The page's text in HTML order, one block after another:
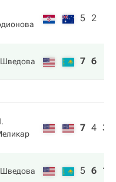
5 2
7 6
7 4 3
5 6 10